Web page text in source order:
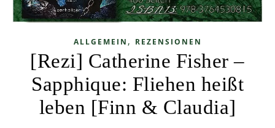
ALLGEMEIN , REZENSIONEN
[Rezi] Catherine Fisher –
Sapphique: Fliehen heißt
leben [Finn & Claudia]